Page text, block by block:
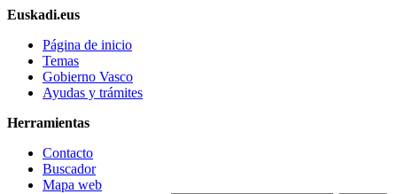
Euskadi.eus
Página de inicio
Temas
Gobierno Vasco
Ayudas y trámites
Herramientas
Contacto
Buscador
Mapa web